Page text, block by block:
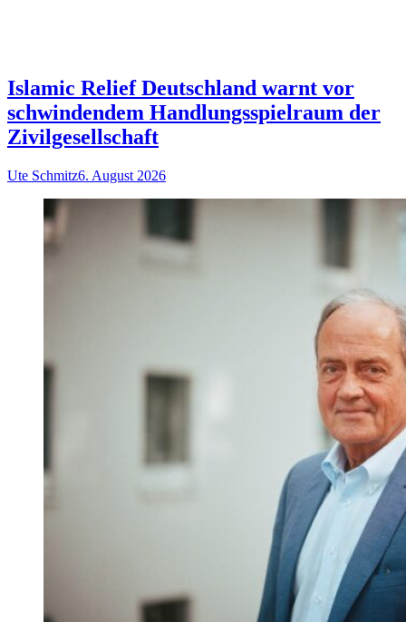
Islamic Relief Deutschland warnt vor
schwindendem Handlungsspielraum der
Zivilgesellschaft
Ute Schmitz6. August 2026